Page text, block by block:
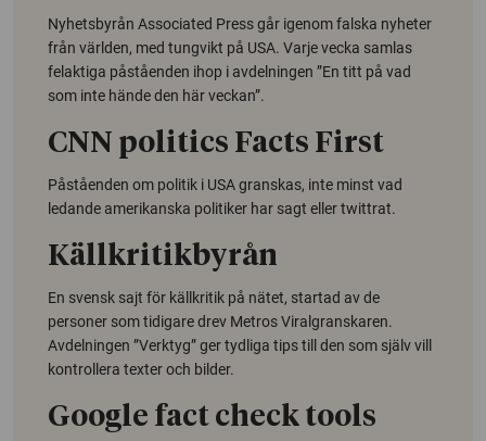
Nyhetsbyrån Associated Press går igenom falska nyheter
från världen, med tungvikt på USA. Varje vecka samlas
felaktiga påståenden ihop i avdelningen ”En titt på vad
som inte hände den här veckan”.
CNN politics Facts First
Påståenden om politik i USA granskas, inte minst vad
ledande amerikanska politiker har sagt eller twittrat.
Källkritikbyrån
En svensk sajt för källkritik på nätet, startad av de
personer som tidigare drev Metros Viralgranskaren.
Avdelningen ”Verktyg” ger tydliga tips till den som själv vill
kontrollera texter och bilder.
Google fact check tools